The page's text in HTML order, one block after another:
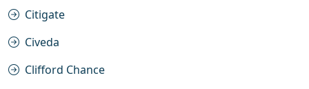
Citigate
Civeda
Clifford Chance